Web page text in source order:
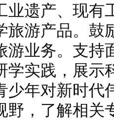
业遗产、现有
旅游产品。鼓
游业务。支持
学实践，展示
少年对新时代
野，了解相关